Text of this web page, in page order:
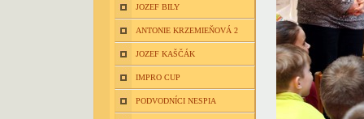
JOZEF BILY
ANTONIE KRZEMIEŇOVÁ 2
JOZEF KAŠČÁK
IMPRO CUP
PODVODNÍCI NESPIA